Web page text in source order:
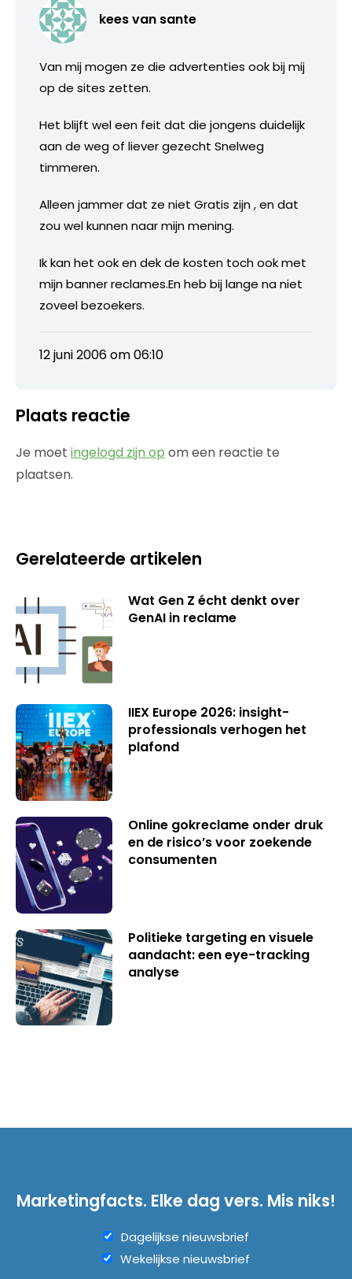
kees van sante
Van mij mogen ze die advertenties ook bij mij
op de sites zetten.
Het blijft wel een feit dat die jongens duidelijk
aan de weg of liever gezecht Snelweg
timmeren.
Alleen jammer dat ze niet Gratis zijn , en dat
zou wel kunnen naar mijn mening.
Ik kan het ook en dek de kosten toch ook met
mijn banner reclames.En heb bij lange na niet
zoveel bezoekers.
12 juni 2006 om 06:10
Plaats reactie
Je moet ingelogd zijn op om een reactie te
plaatsen.
Gerelateerde artikelen
Wat Gen Z écht denkt over
GenAI in reclame
IIEX Europe 2026: insight-
professionals verhogen het
plafond
Online gokreclame onder druk
en de risico’s voor zoekende
consumenten
Politieke targeting en visuele
aandacht: een eye-tracking
analyse
Marketingfacts. Elke dag vers. Mis niks!
Dagelijkse nieuwsbrief
Wekelijkse nieuwsbrief